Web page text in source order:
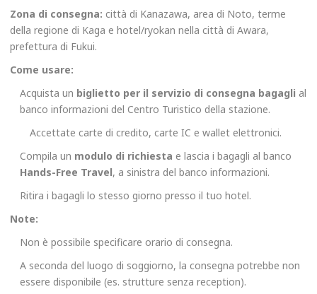
Zona di consegna: città di Kanazawa, area di Noto, terme
della regione di Kaga e hotel/ryokan nella città di Awara,
prefettura di Fukui.
Come usare:
Acquista un biglietto per il servizio di consegna bagagli al
banco informazioni del Centro Turistico della stazione.
Accettate carte di credito, carte IC e wallet elettronici.
Compila un modulo di richiesta e lascia i bagagli al banco
Hands-Free Travel, a sinistra del banco informazioni.
Ritira i bagagli lo stesso giorno presso il tuo hotel.
Note:
Non è possibile specificare orario di consegna.
A seconda del luogo di soggiorno, la consegna potrebbe non
essere disponibile (es. strutture senza reception).